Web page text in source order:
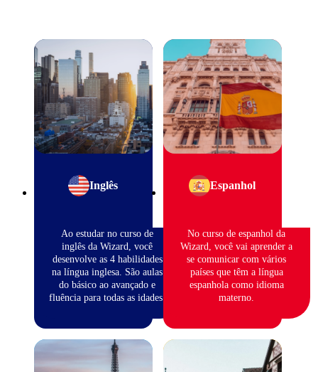
Inglês
Ao estudar no curso de
inglês da Wizard, você
desenvolve as 4 habilidades
na língua inglesa. São aulas
do básico ao avançado e
fluência para todas as idades.
Espanhol
No curso de espanhol da
Wizard, você vai aprender a
se comunicar com vários
países que têm a língua
espanhola como idioma
materno.